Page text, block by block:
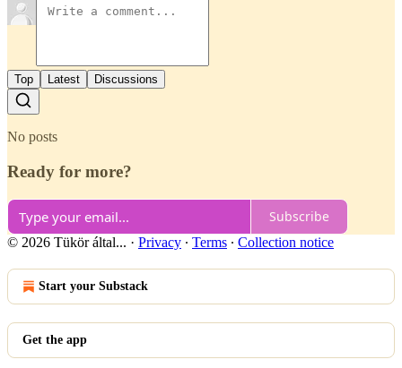
Top Latest Discussions
No posts
Ready for more?
Subscribe
© 2026 Tükör által... · Privacy ∙ Terms ∙ Collection notice
Start your Substack
Get the app